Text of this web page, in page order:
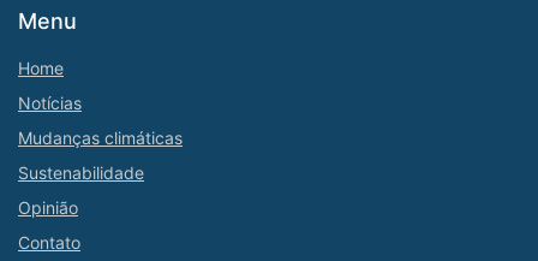
Menu
Home
Notícias
Mudanças climáticas
Sustenabilidade
Opinião
Contato